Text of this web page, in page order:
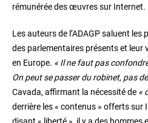
rémunérée des œuvres sur Internet.
Les auteurs de l’ADAGP saluent
des parlementaires présents et leur
en Europe. « Il ne faut pas
On peut se passer du robinet, pas
Cavada, affirmant la nécessité de «
derrière les « contenus » offerts sur